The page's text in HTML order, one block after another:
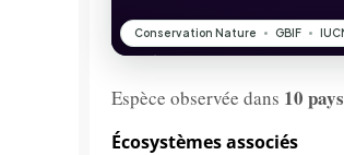
Espèce observée dans 10 pays
Écosystèmes associés